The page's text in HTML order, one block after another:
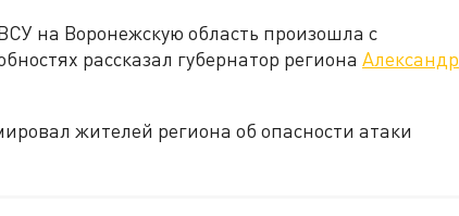
на Воронежскую область произошла с
рассказал губернатор региона Александр
жителей региона об опасности атаки